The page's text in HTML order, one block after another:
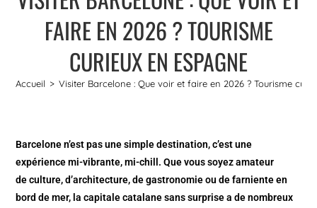
FAIRE EN 2026 ? TOURISME
CURIEUX EN ESPAGNE
Accueil > Visiter Barcelone : Que voir et faire en 2026 ? Tourisme
Barcelone n’est pas une simple destination, c’est une
expérience mi-vibrante, mi-chill. Que vous soyez amateur
de culture, d’architecture, de gastronomie ou de farniente en
bord de mer, la capitale catalane sans surprise a de nombreux